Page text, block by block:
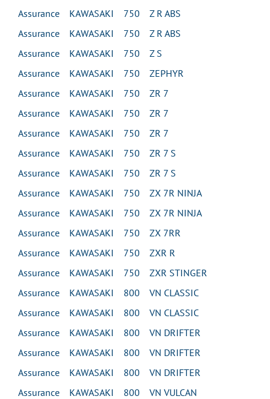
Assurance KAWASAKI 750 Z R ABS
Assurance KAWASAKI 750 Z R ABS
Assurance KAWASAKI 750 Z S
Assurance KAWASAKI 750 ZEPHYR
Assurance KAWASAKI 750 ZR 7
Assurance KAWASAKI 750 ZR 7
Assurance KAWASAKI 750 ZR 7
Assurance KAWASAKI 750 ZR 7 S
Assurance KAWASAKI 750 ZR 7 S
Assurance KAWASAKI 750 ZX 7R NINJA
Assurance KAWASAKI 750 ZX 7R NINJA
Assurance KAWASAKI 750 ZX 7RR
Assurance KAWASAKI 750 ZXR R
Assurance KAWASAKI 750 ZXR STINGER
Assurance KAWASAKI 800 VN CLASSIC
Assurance KAWASAKI 800 VN CLASSIC
Assurance KAWASAKI 800 VN DRIFTER
Assurance KAWASAKI 800 VN DRIFTER
Assurance KAWASAKI 800 VN DRIFTER
Assurance KAWASAKI 800 VN VULCAN